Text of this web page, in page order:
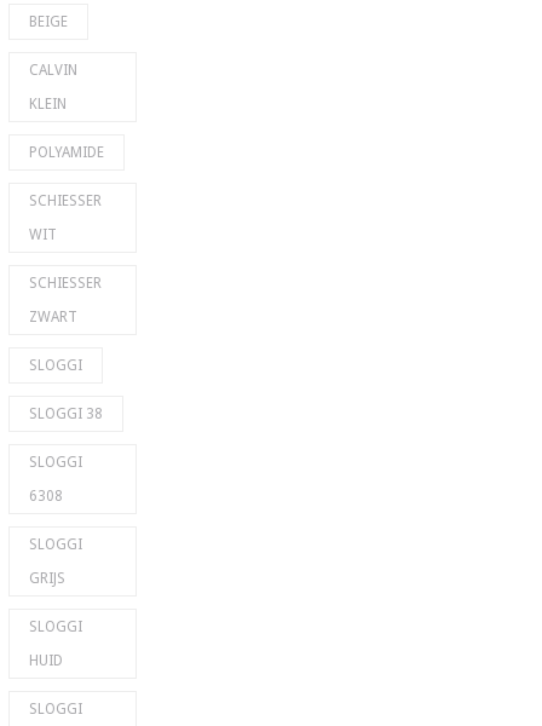
BEIGE
CALVIN
KLEIN
POLYAMIDE
SCHIESSER
WIT
SCHIESSER
ZWART
SLOGGI
SLOGGI 38
SLOGGI
6308
SLOGGI
GRIJS
SLOGGI
HUID
SLOGGI